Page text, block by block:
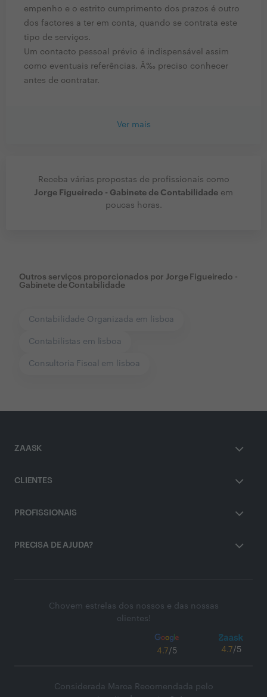
empenho e o estrito cumprimento dos prazos é outro
dos factores a ter em conta, quando se contrata este
tipo de serviços.
Um contacto pessoal prévio é indispensável assim
como eventuais referências. Ã‰ preciso conhecer
antes de contratar.
Ver mais
Receba várias propostas de profissionais como
Jorge Figueiredo - Gabinete de Contabilidade em
poucas horas.
Outros serviços proporcionados por Jorge Figueiredo -
Gabinete de Contabilidade
Contabilidade Organizada em lisboa
Contabilistas em lisboa
Consultoria Fiscal em lisboa
ZAASK
CLIENTES
PROFISSIONAIS
PRECISA DE AJUDA?
Chovem estrelas dos nossos e das nossas
clientes!
4.7/5 4.7/5
Considerada Marca Recomendada pelo